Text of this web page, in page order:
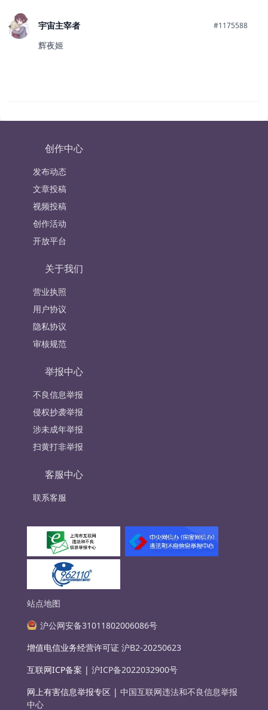
宇宙主宰者 #1175588
辉夜姬
创作中心
发布动态
文章投稿
视频投稿
创作活动
开放平台
关于我们
营业执照
用户协议
隐私协议
审核规范
举报中心
不良信息举报
侵权抄袭举报
涉未成年举报
扫黄打非举报
客服中心
联系客服
站点地图
沪公网安备31011802006086号
增值电信业务经营许可证 沪B2-20250623
互联网ICP备案 | 沪ICP备2022032900号
网上有害信息举报专区 | 中国互联网违法和不良信息举报
中心